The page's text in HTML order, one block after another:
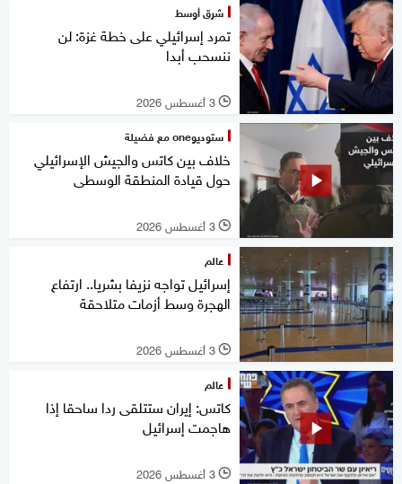
شرق أوسط
تمرد إسرائيلي على خطة غزة: لن
ننسحب أبدا
l 3 أغسطس 2026
ستوديوone مع فضيلة
خلاف بين كاتس والجيش الإسرائيلي
حول قيادة المنطقة الوسطى
l 3 أغسطس 2026
عالم
إسرائيل تواجه نزيفا بشريا.. ارتفاع
الهجرة وسط أزمات متلاحقة
l 3 أغسطس 2026
عالم
كاتس: إيران ستتلقى ردا ساحقا إذا
هاجمت إسرائيل
l 3 أغسطس 2026